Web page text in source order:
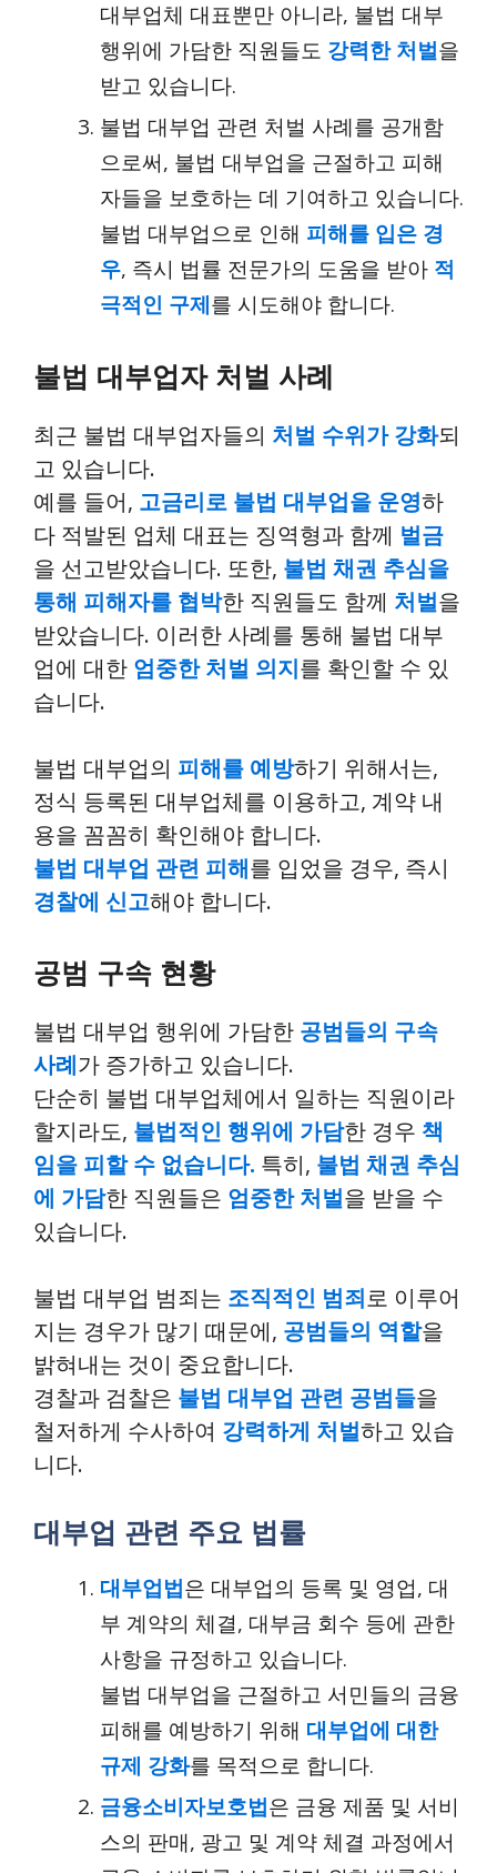
대부업체 대표뿐만 아니라, 불법 대부
행위에 가담한 직원들도 강력한 처벌을
받고 있습니다.
불법 대부업 관련 처벌 사례를 공개함
으로써, 불법 대부업을 근절하고 피해
자들을 보호하는 데 기여하고 있습니다.
불법 대부업으로 인해 피해를 입은 경
우, 즉시 법률 전문가의 도움을 받아 적
극적인 구제를 시도해야 합니다.
불법 대부업자 처벌 사례
최근 불법 대부업자들의 처벌 수위가 강화되
고 있습니다.
예를 들어, 고금리로 불법 대부업을 운영하
다 적발된 업체 대표는 징역형과 함께 벌금
을 선고받았습니다. 또한, 불법 채권 추심을
통해 피해자를 협박한 직원들도 함께 처벌을
받았습니다. 이러한 사례를 통해 불법 대부
업에 대한 엄중한 처벌 의지를 확인할 수 있
습니다.
불법 대부업의 피해를 예방하기 위해서는,
정식 등록된 대부업체를 이용하고, 계약 내
용을 꼼꼼히 확인해야 합니다.
불법 대부업 관련 피해를 입었을 경우, 즉시
경찰에 신고해야 합니다.
공범 구속 현황
불법 대부업 행위에 가담한 공범들의 구속
사례가 증가하고 있습니다.
단순히 불법 대부업체에서 일하는 직원이라
할지라도, 불법적인 행위에 가담한 경우 책
임을 피할 수 없습니다. 특히, 불법 채권 추심
에 가담한 직원들은 엄중한 처벌을 받을 수
있습니다.
불법 대부업 범죄는 조직적인 범죄로 이루어
지는 경우가 많기 때문에, 공범들의 역할을
밝혀내는 것이 중요합니다.
경찰과 검찰은 불법 대부업 관련 공범들을
철저하게 수사하여 강력하게 처벌하고 있습
니다.
대부업 관련 주요 법률
대부업법은 대부업의 등록 및 영업, 대
부 계약의 체결, 대부금 회수 등에 관한
사항을 규정하고 있습니다.
불법 대부업을 근절하고 서민들의 금융
피해를 예방하기 위해 대부업에 대한
규제 강화를 목적으로 합니다.
금융소비자보호법은 금융 제품 및 서비
스의 판매, 광고 및 계약 체결 과정에서